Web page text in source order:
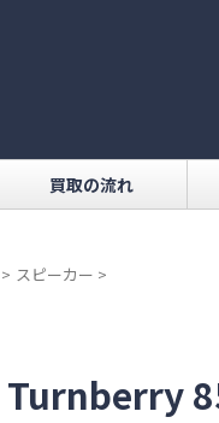
買取の流れ
> スピーカー >
Turnberry